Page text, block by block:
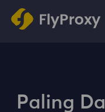
Paling